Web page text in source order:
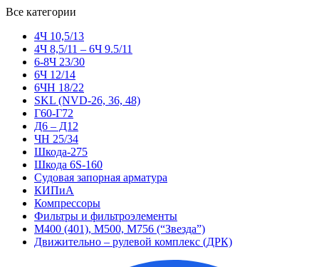
Все категории
4Ч 10,5/13
4Ч 8,5/11 – 6Ч 9.5/11
6-8Ч 23/30
6Ч 12/14
6ЧН 18/22
SKL (NVD-26, 36, 48)
Г60-Г72
Д6 – Д12
ЧН 25/34
Шкода-275
Шкода 6S-160
Судовая запорная арматура
КИПиА
Компрессоры
Фильтры и фильтроэлементы
М400 (401), М500, М756 (“Звезда”)
Движительно – рулевой комплекс (ДРК)